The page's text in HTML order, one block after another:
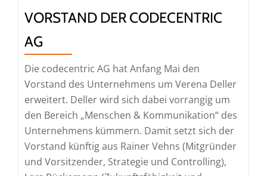
VORSTAND DER CODECENTRIC
AG
Die codecentric AG hat Anfang Mai den
Vorstand des Unternehmens um Verena Deller
erweitert. Deller wird sich dabei vorrangig um
den Bereich „Menschen & Kommunikation“ des
Unternehmens kümmern. Damit setzt sich der
Vorstand künftig aus Rainer Vehns (Mitgründer
und Vorsitzender, Strategie und Controlling),